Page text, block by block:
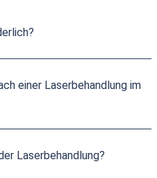
einer Laserbehandlung im
Laserbehandlung?